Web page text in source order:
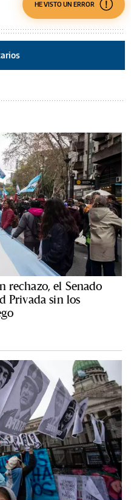
HE VISTO UN ERROR
rechazo, el Senado
Privada sin los